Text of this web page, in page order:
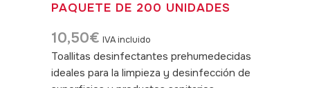
PAQUETE DE 200 UNIDADES
10,50€ IVA incluido
Toallitas desinfectantes prehumedecidas
ideales para la limpieza y desinfección de